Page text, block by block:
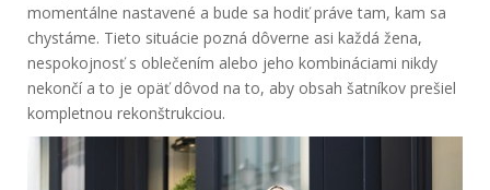
momentálne nastavené a bude sa hodiť práve tam, kam sa
chystáme. Tieto situácie pozná dôverne asi každá žena,
nespokojnosť s oblečením alebo jeho kombináciami nikdy
nekončí a to je opäť dôvod na to, aby obsah šatníkov prešiel
kompletnou rekonštrukciou.